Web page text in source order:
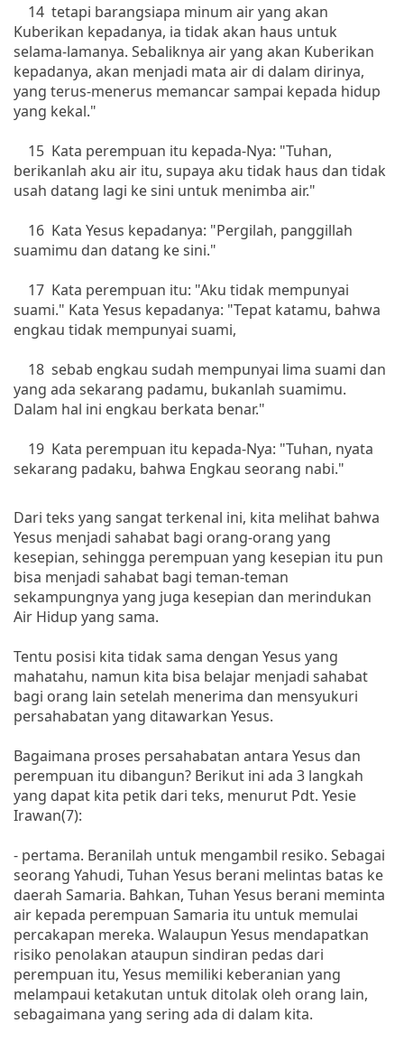
14 tetapi barangsiapa minum air yang akan
Kuberikan kepadanya, ia tidak akan haus untuk
selama-lamanya. Sebaliknya air yang akan Kuberikan
kepadanya, akan menjadi mata air di dalam dirinya,
yang terus-menerus memancar sampai kepada hidup
yang kekal."
15 Kata perempuan itu kepada-Nya: "Tuhan,
berikanlah aku air itu, supaya aku tidak haus dan tidak
usah datang lagi ke sini untuk menimba air."
16 Kata Yesus kepadanya: "Pergilah, panggillah
suamimu dan datang ke sini."
17 Kata perempuan itu: "Aku tidak mempunyai
suami." Kata Yesus kepadanya: "Tepat katamu, bahwa
engkau tidak mempunyai suami,
18 sebab engkau sudah mempunyai lima suami dan
yang ada sekarang padamu, bukanlah suamimu.
Dalam hal ini engkau berkata benar."
19 Kata perempuan itu kepada-Nya: "Tuhan, nyata
sekarang padaku, bahwa Engkau seorang nabi."
Dari teks yang sangat terkenal ini, kita melihat bahwa
Yesus menjadi sahabat bagi orang-orang yang
kesepian, sehingga perempuan yang kesepian itu pun
bisa menjadi sahabat bagi teman-teman
sekampungnya yang juga kesepian dan merindukan
Air Hidup yang sama.
Tentu posisi kita tidak sama dengan Yesus yang
mahatahu, namun kita bisa belajar menjadi sahabat
bagi orang lain setelah menerima dan mensyukuri
persahabatan yang ditawarkan Yesus.
Bagaimana proses persahabatan antara Yesus dan
perempuan itu dibangun? Berikut ini ada 3 langkah
yang dapat kita petik dari teks, menurut Pdt. Yesie
Irawan(7):
- pertama. Beranilah untuk mengambil resiko. Sebagai
seorang Yahudi, Tuhan Yesus berani melintas batas ke
daerah Samaria. Bahkan, Tuhan Yesus berani meminta
air kepada perempuan Samaria itu untuk memulai
percakapan mereka. Walaupun Yesus mendapatkan
risiko penolakan ataupun sindiran pedas dari
perempuan itu, Yesus memiliki keberanian yang
melampaui ketakutan untuk ditolak oleh orang lain,
sebagaimana yang sering ada di dalam kita.